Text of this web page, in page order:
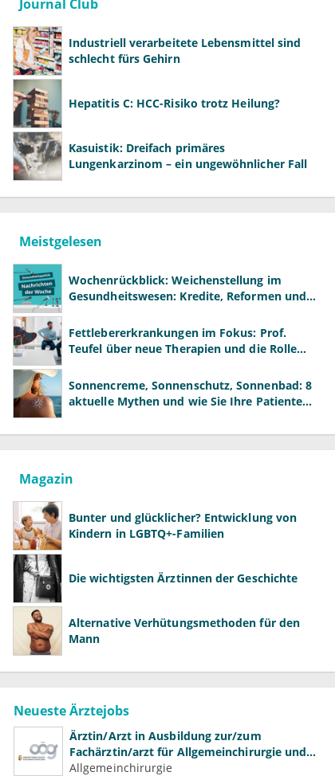
Journal Club
Industriell verarbeitete Lebensmittel sind
schlecht fürs Gehirn
Hepatitis C: HCC-Risiko trotz Heilung?
Kasuistik: Dreifach primäres
Lungenkarzinom – ein ungewöhnlicher Fall
Meistgelesen
Wochenrückblick: Weichenstellung im
Gesundheitswesen: Kredite, Reformen und
Fettlebererkrankungen im Fokus: Prof.
Teufel über neue Therapien und die Rolle
Sonnencreme, Sonnenschutz, Sonnenbad: 8
aktuelle Mythen und wie Sie Ihre Patienten
Magazin
Bunter und glücklicher? Entwicklung von
Kindern in LGBTQ+-Familien
Die wichtigsten Ärztinnen der Geschichte
Alternative Verhütungsmethoden für den
Mann
Neueste Ärztejobs
Ärztin/Arzt in Ausbildung zur/zum
Fachärztin/arzt für Allgemeinchirurgie und
Gefäßchirurgie
Allgemeinchirurgie